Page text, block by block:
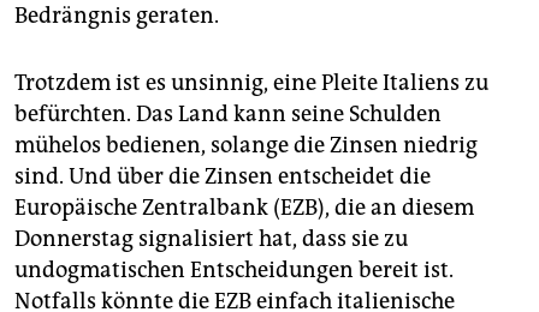
Bedrängnis geraten.
Trotzdem ist es unsinnig, eine Pleite Italiens zu
befürchten. Das Land kann seine Schulden
mühelos bedienen, solange die Zinsen niedrig
sind. Und über die Zinsen entscheidet die
Europäische Zentralbank (EZB), die an diesem
Donnerstag signalisiert hat, dass sie zu
undogmatischen Entscheidungen bereit ist.
Notfalls könnte die EZB einfach italienische